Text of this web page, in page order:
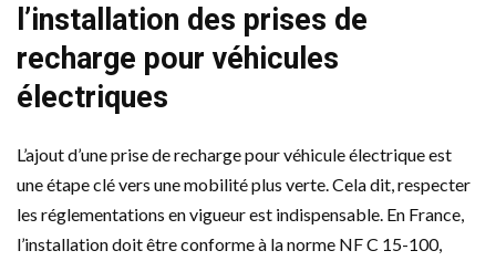
l’installation des prises de
recharge pour véhicules
électriques
L’ajout d’une prise de recharge pour véhicule électrique est
une étape clé vers une mobilité plus verte. Cela dit, respecter
les réglementations en vigueur est indispensable. En France,
l’installation doit être conforme à la norme NF C 15-100,